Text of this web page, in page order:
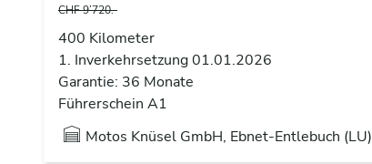
CHF 9’720.-
400 Kilometer
1. Inverkehrsetzung 01.01.2026
Garantie: 36 Monate
Führerschein A1
Motos Knüsel GmbH, Ebnet-Entlebuch (LU)